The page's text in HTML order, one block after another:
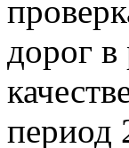
дорог
период